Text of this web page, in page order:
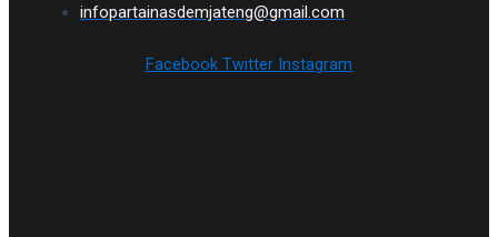
infopartainasdemjateng@gmail.com
Facebook Twitter Instagram